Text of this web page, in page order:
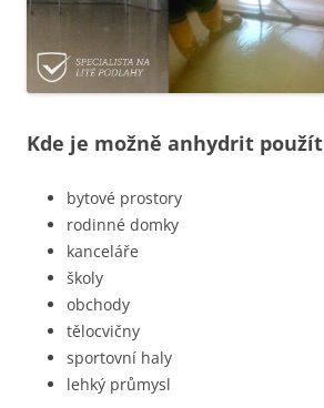
Kde je možně anhydrit použít
bytové prostory
rodinné domky
kanceláře
školy
obchody
tělocvičny
sportovní haly
lehký průmysl